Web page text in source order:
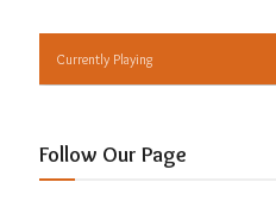
Currently Playing
Follow Our Page